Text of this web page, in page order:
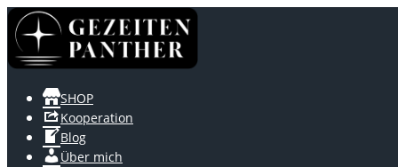
SHOP
Kooperation
Blog
Über mich